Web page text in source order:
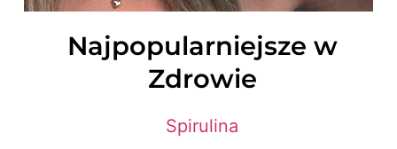
Najpopularniejsze w
Zdrowie
Spirulina